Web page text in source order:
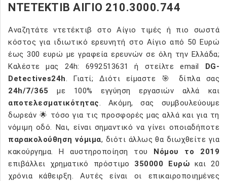
ΝΤΕΤΕΚΤΙΒ ΑΙΓΙΟ 210.3000.744
Αναζητάτε ντετέκτιβ στο Αίγιο τιμές ή πιο σωστά
κόστος για ιδιωτικό ερευνητή στο Αίγιο από 50 Ευρώ
έως 300 ευρώ με γραφεία ερευνών σε όλη την Ελλάδα;
Καλέστε μας 24h: 6992513631 ή στείλτε email DG-
Detectives24h. Γιατί; Διότι είμαστε 🎯 δίπλα σας
24h/7/365 με 100% εγγύηση εργασιών αλλά και
αποτελεσματικότητας. Ακόμη, σας συμβουλεύουμε
δωρεάν 🌟 τόσο για τις προσφορές μας αλλά και για τη
νόμιμη οδό. Ναι, είναι σημαντικό να γίνει οποιαδήποτε
παρακολούθηση νόμιμα, διότι άλλως θα διωχθείτε για
κακούργημα. Η αυστηροποίηση του Νόμου το 2019
επιβάλλει χρηματικό πρόστιμο 350000 Ευρώ και 20
χρόνια κάθειρξη. Αυτές είναι οι επικαιροποιημένες